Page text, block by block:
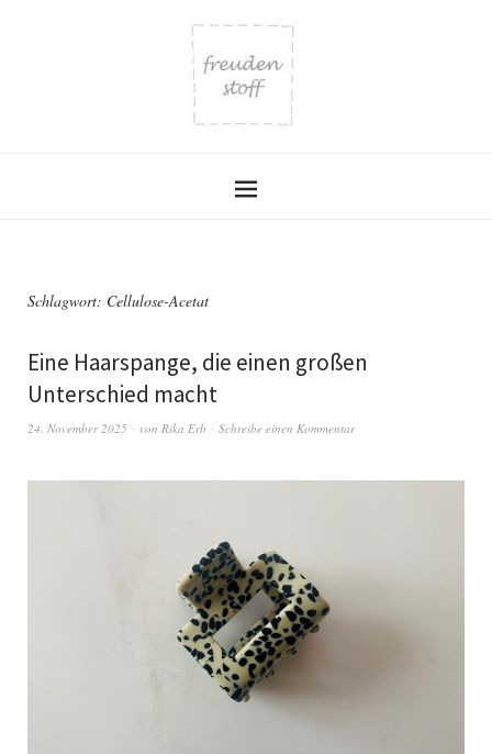
Schlagwort: Cellulose-Acetat
Eine Haarspange, die einen großen
Unterschied macht
24. November 2025 von Rika Erb Schreibe einen Kommentar